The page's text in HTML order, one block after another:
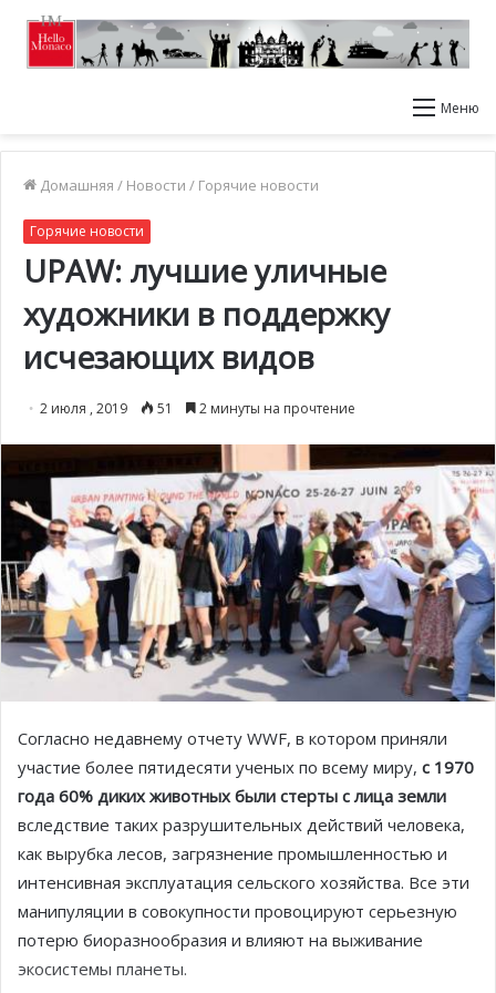
Меню
Домашняя / Новости / Горячие новости
Горячие новости
UPAW: лучшие уличные
художники в поддержку
исчезающих видов
2 июля , 2019 51 2 минуты на прочтение
Согласно недавнему отчету WWF, в котором приняли
участие более пятидесяти ученых по всему миру, с 1970
года 60% диких животных были стерты с лица земли
вследствие таких разрушительных действий человека,
как вырубка лесов, загрязнение промышленностью и
интенсивная эксплуатация сельского хозяйства. Все эти
манипуляции в совокупности провоцируют серьезную
потерю биоразнообразия и влияют на выживание
экосистемы планеты.